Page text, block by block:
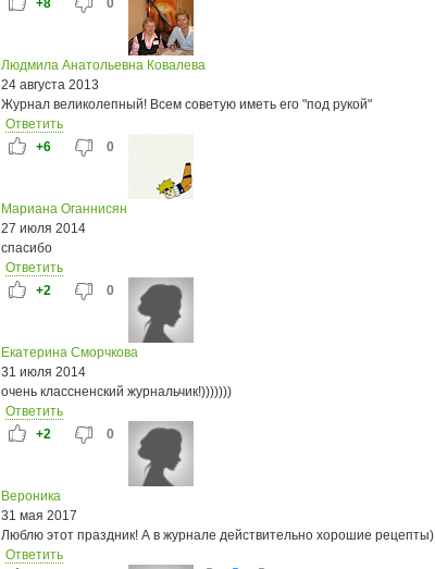
+8
0
Людмила Анатольевна Ковалева
24 августа 2013
Журнал великолепный! Всем советую иметь его "под рукой"
Ответить
+6
0
Мариана Оганнисян
27 июля 2014
спасибо
Ответить
+2
0
Екатерина Сморчкова
31 июля 2014
очень классненский журнальчик!)))))))
Ответить
+2
0
Вероника
31 мая 2017
Люблю этот праздник! А в журнале действительно хорошие рецепты)
Ответить